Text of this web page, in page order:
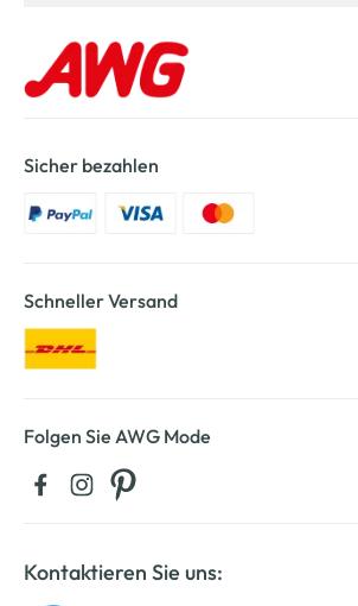
Sicher bezahlen
Schneller Versand
Folgen Sie AWG Mode
Kontaktieren Sie uns: